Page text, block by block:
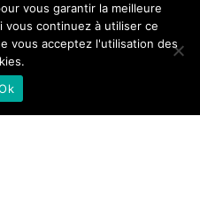
vous garantir la meilleure
continuez à utiliser ce
vous acceptez l'utilisation des